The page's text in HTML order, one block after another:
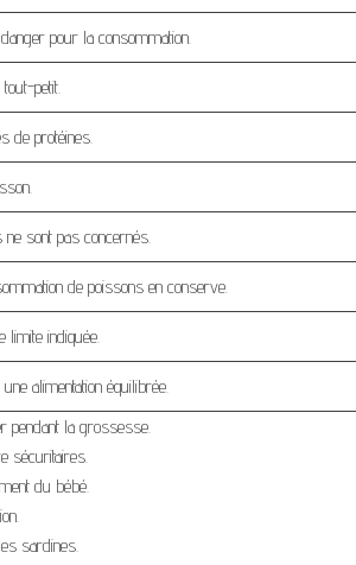
pour la consommation.
petit.
de protéines.
sont pas concernés.
de poissons en conserve.
indiquée.
alimentation équilibrée.
pendant la grossesse.
sécuritaires.
du bébé.
sardines.